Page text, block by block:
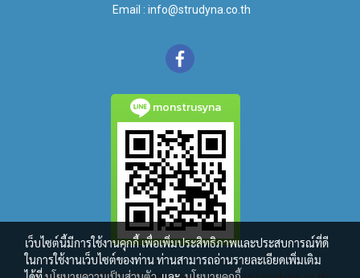
Email : info@strudyna.co.th
monstrusyna
เว็บไซต์นี้มีการใช้งานคุกกี้ เพื่อเพิ่มประสิทธิภาพและประสบการณ์ที่ดี
ในการใช้งานเว็บไซต์ของท่าน ท่านสามารถอ่านรายละเอียดเพิ่มเติม